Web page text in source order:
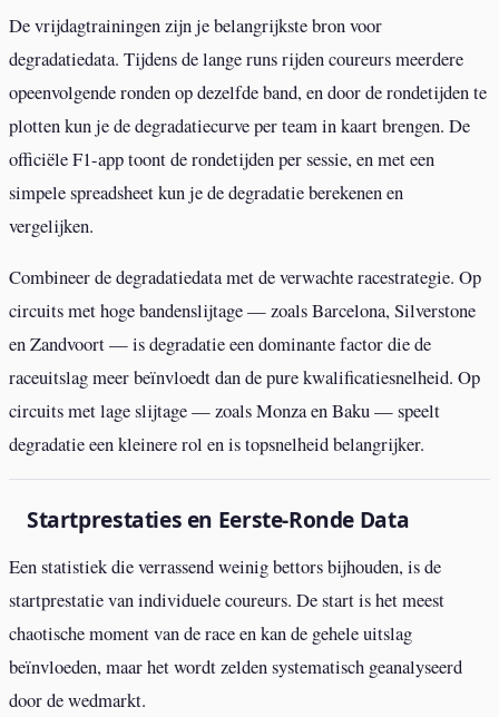
De vrijdagtrainingen zijn je belangrijkste bron voor
degradatiedata. Tijdens de lange runs rijden coureurs meerdere
opeenvolgende ronden op dezelfde band, en door de rondetijden te
plotten kun je de degradatiecurve per team in kaart brengen. De
officiële F1-app toont de rondetijden per sessie, en met een
simpele spreadsheet kun je de degradatie berekenen en
vergelijken.
Combineer de degradatiedata met de verwachte racestrategie. Op
circuits met hoge bandenslijtage — zoals Barcelona, Silverstone
en Zandvoort — is degradatie een dominante factor die de
raceuitslag meer beïnvloedt dan de pure kwalificatiesnelheid. Op
circuits met lage slijtage — zoals Monza en Baku — speelt
degradatie een kleinere rol en is topsnelheid belangrijker.
Startprestaties en Eerste-Ronde Data
Een statistiek die verrassend weinig bettors bijhouden, is de
startprestatie van individuele coureurs. De start is het meest
chaotische moment van de race en kan de gehele uitslag
beïnvloeden, maar het wordt zelden systematisch geanalyseerd
door de wedmarkt.